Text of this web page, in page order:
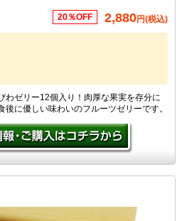
20％OFF 2,880円(税込)
わゼリー12個入り！肉厚な果実を存分に
に優しい味わいのフルーツゼリーです。